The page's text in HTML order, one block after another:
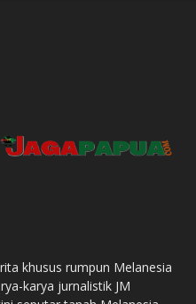
khusus rumpun Melanesia
karya jurnalistik JM